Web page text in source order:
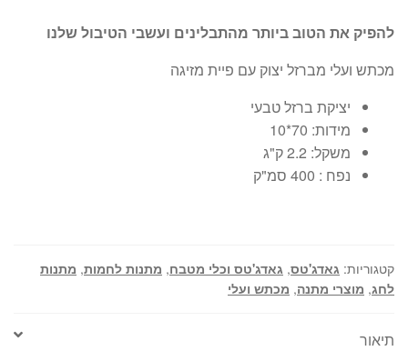
להפיק את הטוב ביותר מהתבלינים ועשבי הטיבול שלנו
מכתש ועלי מברזל יצוק עם פיית מזיגה
יציקת ברזל טבעי
מידות: 70*10
משקל: 2.2 ק"ג
נפח : 400 סמ"ק
קטגוריות: גאדג'טס, גאדג'טס וכלי מטבח, מתנות לחמות, מתנות
לחג, מוצרי מתנה, מכתש ועלי
תיאור